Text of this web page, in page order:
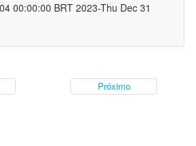
00:00:00 BRT 2023-Thu Dec 31
Próximo